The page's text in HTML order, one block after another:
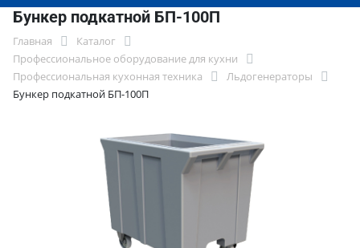
Бункер подкатной БП-100П
Главная
Каталог
Профессиональное оборудование для кухни
Профессиональная кухонная техника
Льдогенераторы
Бункер подкатной БП-100П